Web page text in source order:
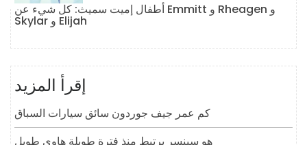
أطفال إميت سميث: كل شيء عن Emmitt و Rheagen و
Skylar و Elijah
إقرأ المزيد
كم عمر جيف جوردون سائق سيارات السباق
هو سبنسر يرتبط منذ فترة طويلة هاوي طويل